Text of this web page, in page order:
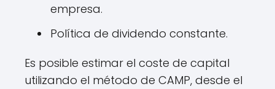
empresa.
Política de dividendo constante.
Es posible estimar el coste de capital
utilizando el método de CAMP, desde el